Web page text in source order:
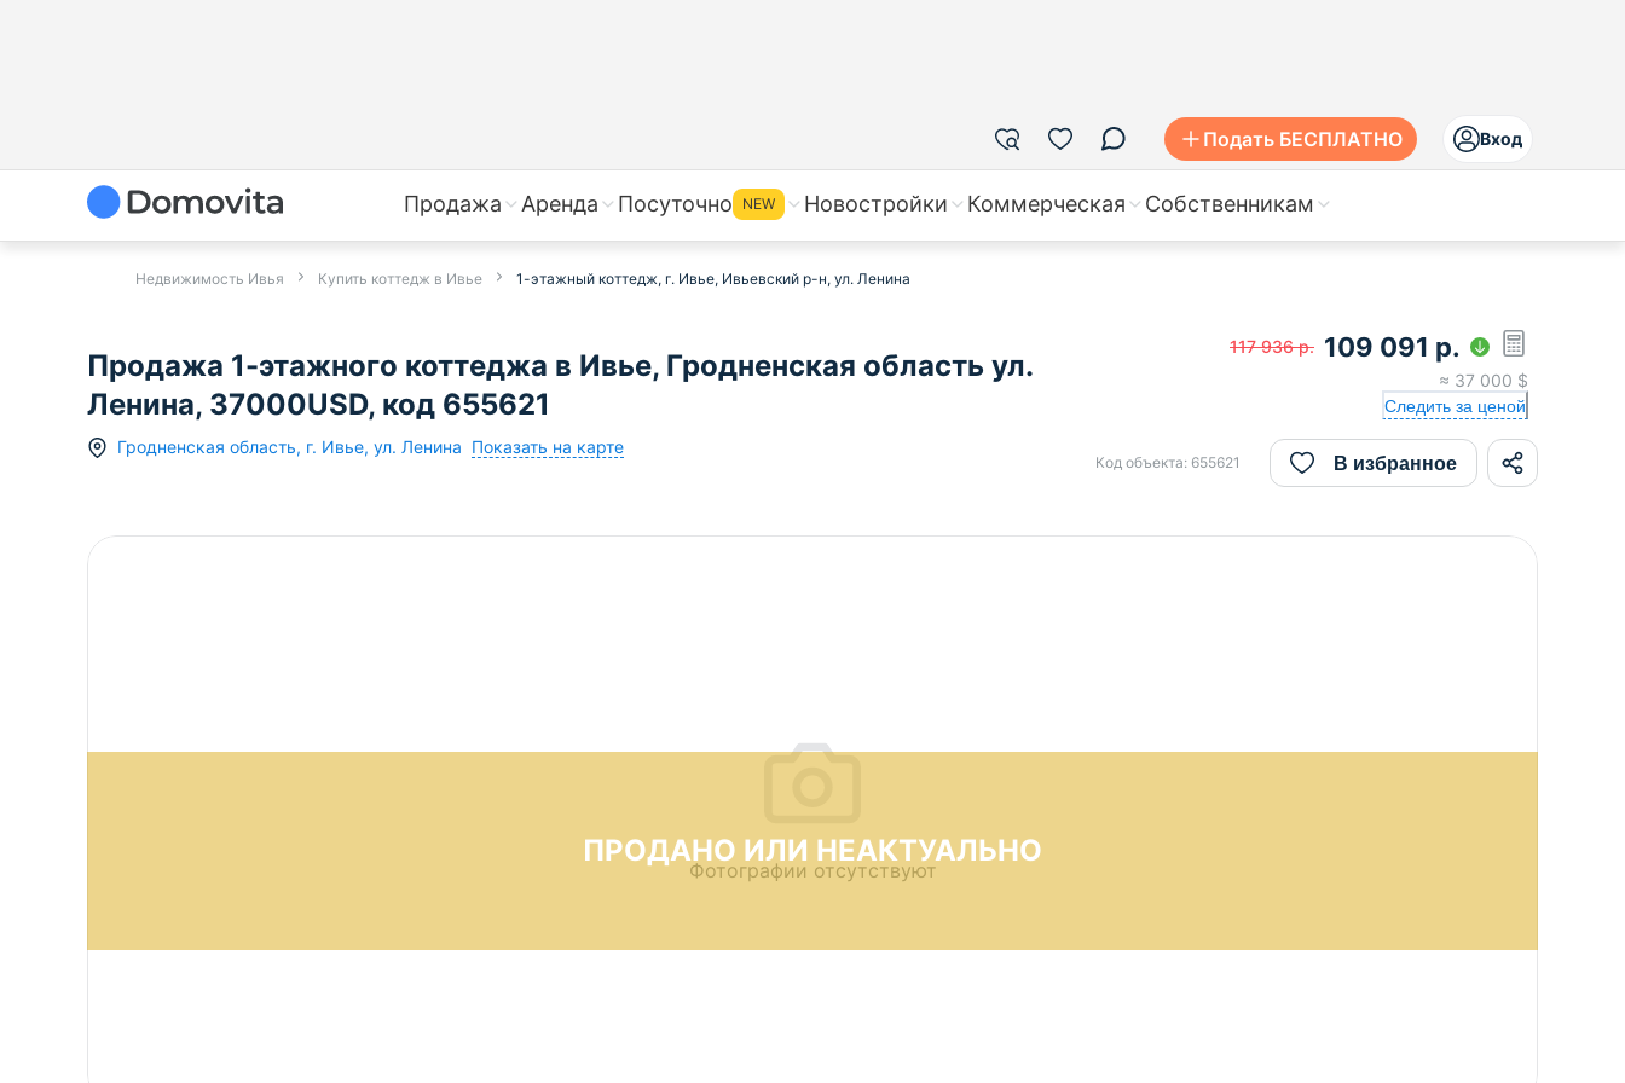
Подать БЕСПЛАТНО Вход
Продажа Аренда Посуточно NEW Новостройки Коммерческая Собственникам
Недвижимость Ивья Купить коттедж в Ивье 1-этажный коттедж, г. Ивье, Ивьевский р-н, ул. Ленина
Продажа 1-этажного коттеджа в Ивье, Гродненская область ул.
Ленина, 37000USD, код 655621
Гродненская область, г. Ивье, ул. Ленина Показать на карте
117 936 р. 109 091 р.
≈ 37 000 $
Следить за ценой
Код объекта: 655621 В избранное
ПРОДАНО ИЛИ НЕАКТУАЛЬНО
Фотографии отсутствуют